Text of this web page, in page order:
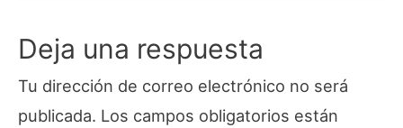
Deja una respuesta
Tu dirección de correo electrónico no será
publicada. Los campos obligatorios están